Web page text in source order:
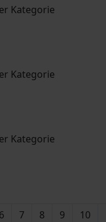
Kategorie
Kategorie
Kategorie
6 7 8 9 10